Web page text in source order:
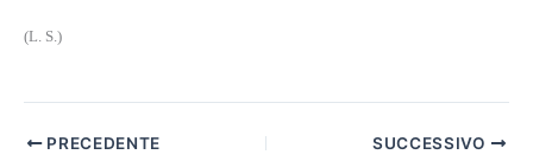
(L. S.)
PRECEDENTE SUCCESSIVO